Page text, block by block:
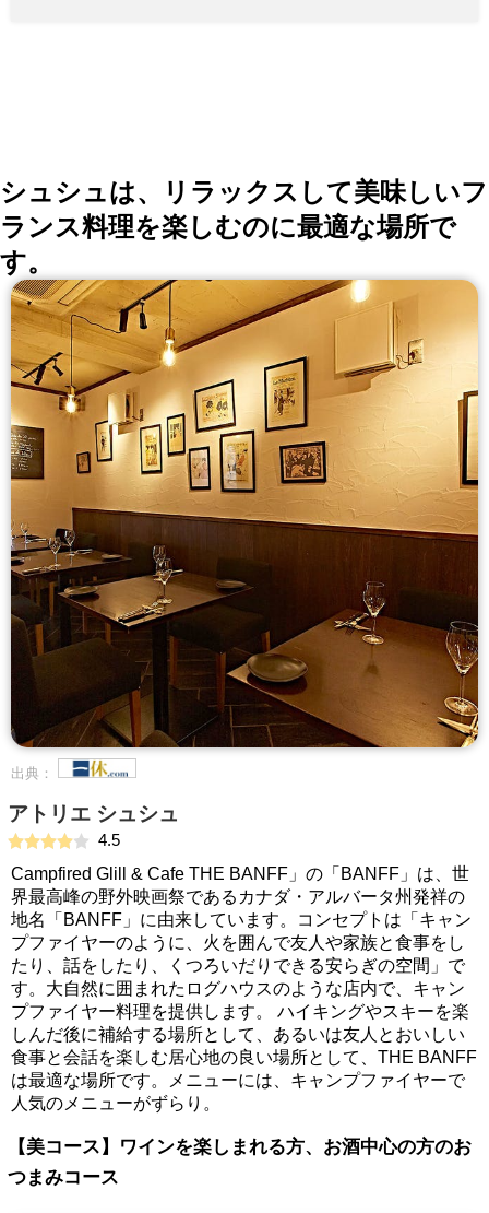
シュシュは、リラックスして美味しいフ
ランス料理を楽しむのに最適な場所で
す。
出典：
アトリエ シュシュ
4.5
Campfired Glill & Cafe THE BANFF」の「BANFF」は、世
界最高峰の野外映画祭であるカナダ・アルバータ州発祥の
地名「BANFF」に由来しています。コンセプトは「キャン
プファイヤーのように、火を囲んで友人や家族と食事をし
たり、話をしたり、くつろいだりできる安らぎの空間」で
す。大自然に囲まれたログハウスのような店内で、キャン
プファイヤー料理を提供します。 ハイキングやスキーを楽
しんだ後に補給する場所として、あるいは友人とおいしい
食事と会話を楽しむ居心地の良い場所として、THE BANFF
は最適な場所です。メニューには、キャンプファイヤーで
人気のメニューがずらり。
【美コース】ワインを楽しまれる方、お酒中心の方のお
つまみコース